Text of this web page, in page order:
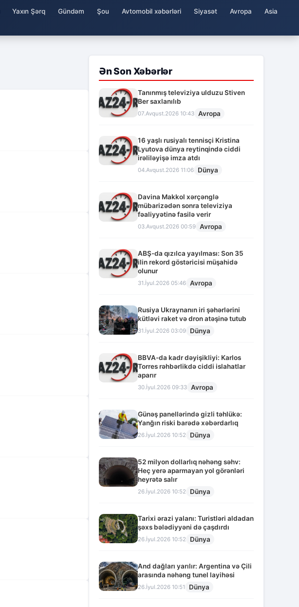
Yaxın Şərq Gündəm Şou Avtomobil xəbərləri Siyasət Avropa
Asia
Ən Son Xəbərlər
Tanınmış televiziya ulduzu Stiven
Ber saxlanılıb
07.Avqust.2026 10:43 Avropa
16 yaşlı rusiyalı tennisçi Kristina
Lyutova dünya reytinqində ciddi
irəliləyişə imza atdı
04.Avqust.2026 11:06 Dünya
Davina Makkol xərçənglə
mübarizədən sonra televiziya
fəaliyyətinə fasilə verir
03.Avqust.2026 00:59 Avropa
ABŞ-da qızılca yayılması: Son 35
ilin rekord göstəricisi müşahidə
olunur
31.İyul.2026 05:46 Avropa
Rusiya Ukraynanın iri şəhərlərini
kütləvi raket və dron atəşinə tutub
31.İyul.2026 03:09 Dünya
BBVA-da kadr dəyişikliyi: Karlos
Torres rəhbərlikdə ciddi islahatlar
aparır
30.İyul.2026 09:33 Avropa
Günəş panellərində gizli təhlükə:
Yanğın riski barədə xəbərdarlıq
26.İyul.2026 10:52 Dünya
52 milyon dollarlıq nəhəng səhv:
Heç yerə aparmayan yol görənləri
heyrətə salır
26.İyul.2026 10:52 Dünya
Tarixi ərazi yalanı: Turistləri aldadan
şəxs bələdiyyəni də çaşdırdı
26.İyul.2026 10:52 Dünya
And dağları yarılır: Argentina və Çili
arasında nəhəng tunel layihəsi
26.İyul.2026 10:51 Dünya